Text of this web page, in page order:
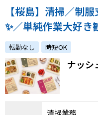
【桜島】清掃／制
✨／単純作業大好
／CMでお馴染みの
転勤なし 時短OK
ナッシ
清掃業務